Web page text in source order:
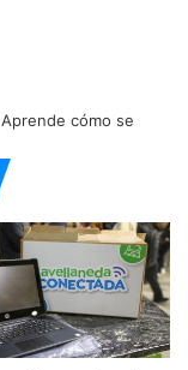
Aprende cómo se